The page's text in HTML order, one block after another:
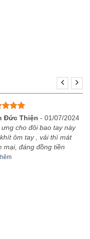
xếp
Đức Thiện - 01/07/2024
ưng cho đôi bao tay này
ôm tay , vải thì mát
mại, đáng đồng tiền